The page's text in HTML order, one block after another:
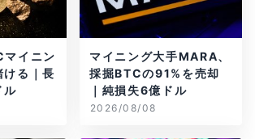
マイニン
る｜長
ル
マイニング大手MARA、
採掘BTCの91%を売却
｜純損失6億ドル
2026/08/08